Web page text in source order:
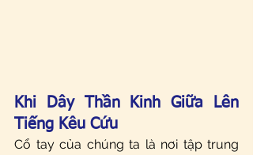
Khi Dây Thần Kinh Giữa Lên
Tiếng Kêu Cứu
Cổ tay của chúng ta là nơi tập trung